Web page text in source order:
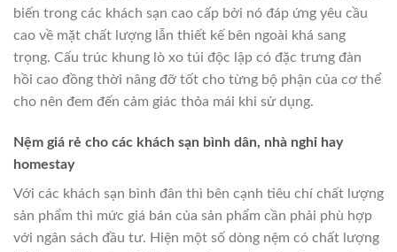
biến trong các khách sạn cao cấp bởi nó đáp ứng yêu cầu
cao về mặt chất lượng lẫn thiết kế bên ngoài khá sang
trọng. Cấu trúc khung lò xo túi độc lập có đặc trưng đàn
hồi cao đồng thời nâng đỡ tốt cho từng bộ phận của cơ thể
cho nên đem đến cảm giác thỏa mái khi sử dụng.
Nệm giá rẻ cho các khách sạn bình dân, nhà nghỉ hay
homestay
Với các khách sạn bình đân thì bên cạnh tiêu chí chất lượng
sản phẩm thì mức giá bán của sản phẩm cần phải phù hợp
với ngân sách đầu tư. Hiện một số dòng nệm có chất lượng